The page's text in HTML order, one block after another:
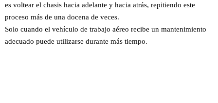
es voltear el chasis hacia adelante y hacia atrás, repitiendo este
proceso más de una docena de veces.
Solo cuando el vehículo de trabajo aéreo recibe un mantenimiento
adecuado puede utilizarse durante más tiempo.